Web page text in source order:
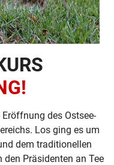
des Ostsee-
Los ging es um
dem traditionellen
den Präsidenten an Tee